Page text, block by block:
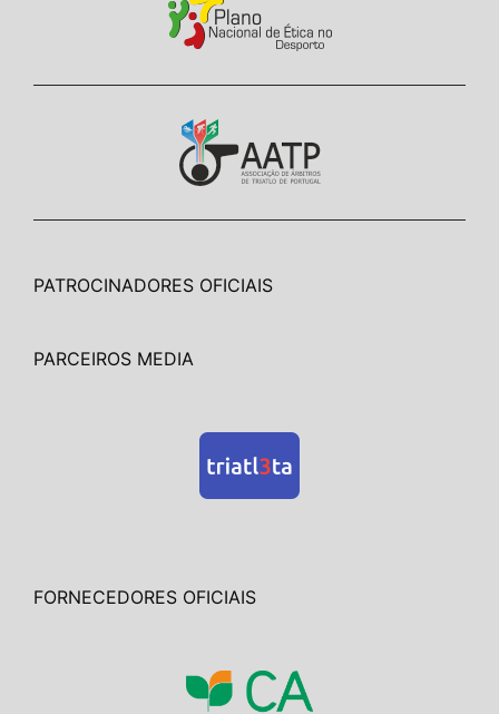
PATROCINADORES OFICIAIS
PARCEIROS MEDIA
FORNECEDORES OFICIAIS